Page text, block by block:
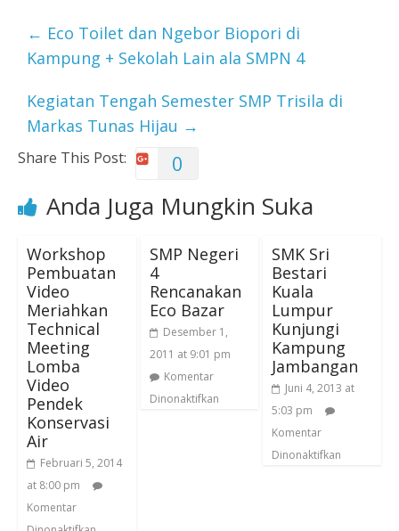
← Eco Toilet dan Ngebor Biopori di
Kampung + Sekolah Lain ala SMPN 4
Kegiatan Tengah Semester SMP Trisila di
Markas Tunas Hijau →
Share This Post: 0
Anda Juga Mungkin Suka
Workshop
Pembuatan
Video
Meriahkan
Technical
Meeting
Lomba
Video
Pendek
Konservasi
Air
Februari 5, 2014
at 8:00 pm
Komentar
SMP Negeri
4
Rencanakan
Eco Bazar
Desember 1,
2011 at 9:01 pm
Komentar
Dinonaktifkan
SMK Sri
Bestari
Kuala
Lumpur
Kunjungi
Kampung
Jambangan
Juni 4, 2013 at
5:03 pm
Komentar
Dinonaktifkan